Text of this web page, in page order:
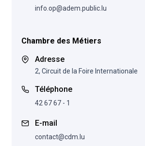
info.op@adem.public.lu
Chambre des Métiers
Adresse
2, Circuit de la Foire Internationale
Téléphone
42 67 67 - 1
E-mail
contact@cdm.lu